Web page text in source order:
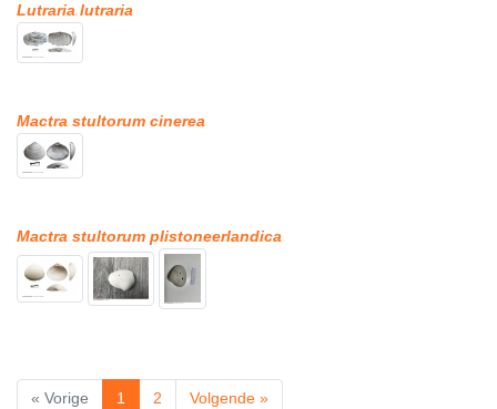
Lutraria lutraria
Mactra stultorum cinerea
Mactra stultorum plistoneerlandica
« Vorige 1 2 Volgende »